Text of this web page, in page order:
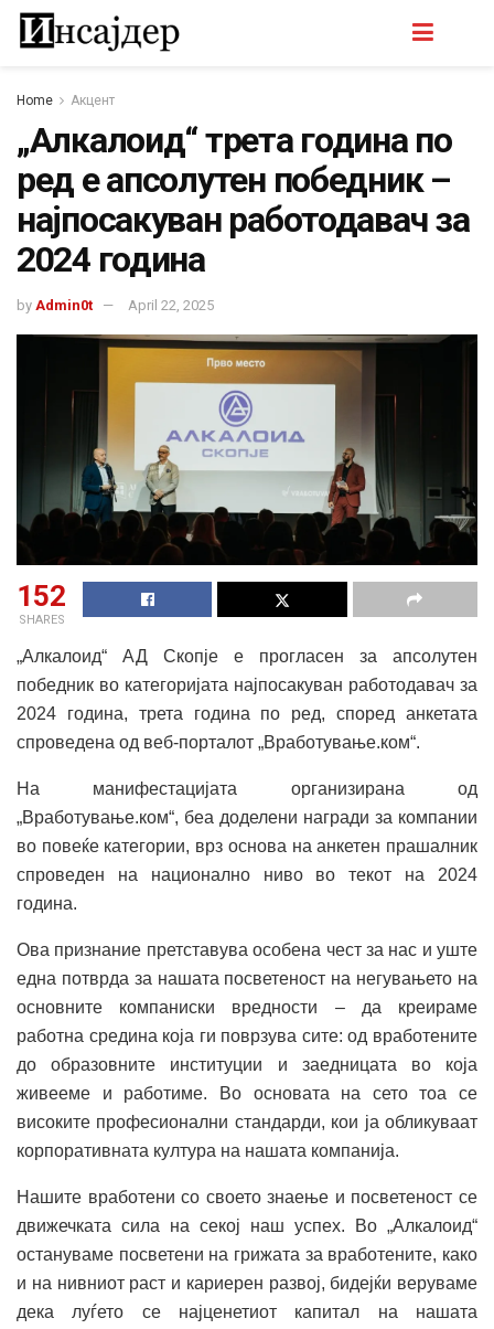
Home Акцент
„Алкалоид“ трета година по
ред е апсолутен победник –
најпосакуван работодавач за
2024 година
by Admin0t April 22, 2025
152
SHARES
„Алкалоид“ АД Скопје е прогласен за апсолутен
победник во категоријата најпосакуван работодавач за
2024 година, трета година по ред, според анкетата
спроведена од веб-порталот „Вработување.ком“.
На манифестацијата организирана од
„Вработување.ком“, беа доделени награди за компании
во повеќе категории, врз основа на анкетен прашалник
спроведен на национално ниво во текот на 2024
година.
Ова признание претставува особена чест за нас и уште
една потврда за нашата посветеност на негувањето на
основните компаниски вредности – да креираме
работна средина која ги поврзува сите: од вработените
до образовните институции и заедницата во која
живееме и работиме. Во основата на сето тоа се
високите професионални стандарди, кои ја обликуваат
корпоративната култура на нашата компанија.
Нашите вработени со своето знаење и посветеност се
движечката сила на секој наш успех. Во „Алкалоид“
остануваме посветени на грижата за вработените, како
и на нивниот раст и кариерен развој, бидејќи веруваме
дека луѓето се најценетиот капитал на нашата